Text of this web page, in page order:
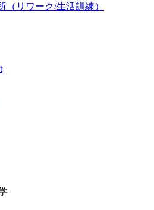
（リワーク/生活訓練）